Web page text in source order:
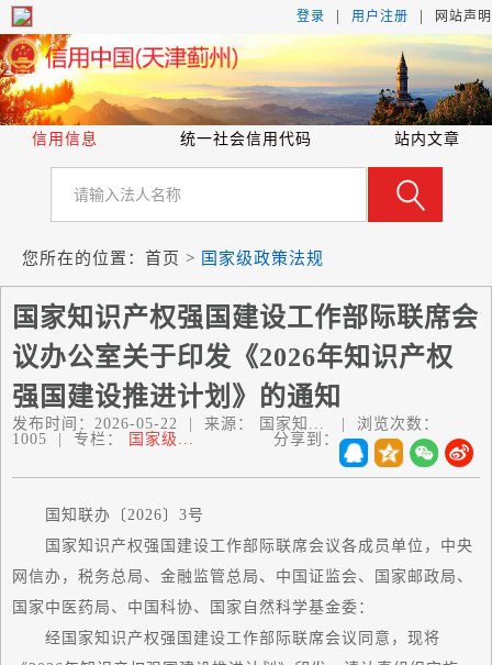
登录 用户注册 网站声明
信用信息 统一社会信用代码 站内文章
您所在的位置： 首页 > 国家级政策法规
国家知识产权强国建设工作部际联席会
议办公室关于印发《2026年知识产权
强国建设推进计划》的通知
发布时间： 2026-05-22 来源： 国家知...
浏览次数：
1005
专栏： 国家级... 分享到：
国知联办〔2026〕3号
国家知识产权强国建设工作部际联席会议各成员单位，中央
网信办，税务总局、金融监管总局、中国证监会、
国家 邮政局、
国家 中医药局、中国科协、 国家 自然科学基金委：
经 国家知识产权强国建设工作部际联席会议同意，现将